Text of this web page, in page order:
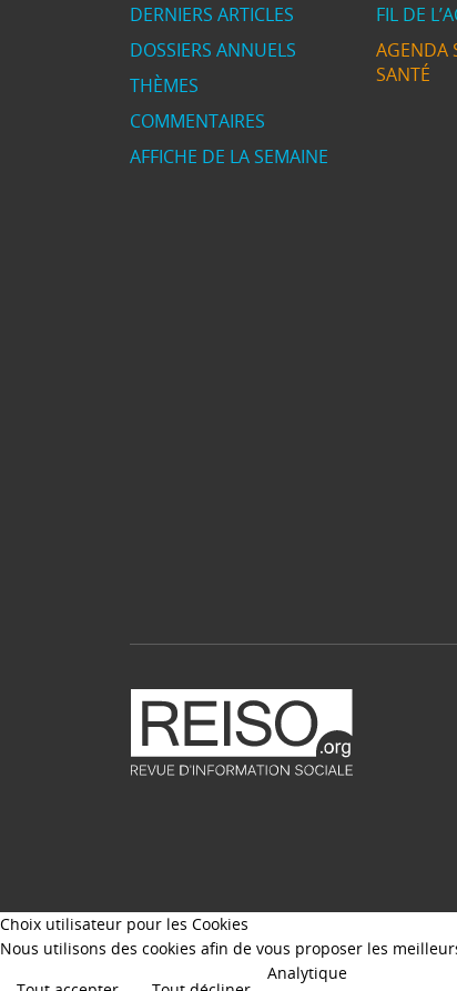
DERNIERS ARTICLES
DOSSIERS ANNUELS
THÈMES
COMMENTAIRES
AFFICHE DE LA SEMAINE
FIL DE
AGENDA
SANTÉ
Choix utilisateur pour les Cookies
Nous utilisons des cookies afin de vous proposer les
Analytique